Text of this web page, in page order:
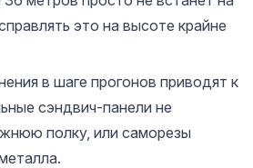
это на высоте крайне
в шаге прогонов приводят к
сэндвич-панели не
полку, или саморезы